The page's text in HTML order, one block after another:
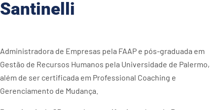
Santinelli
Administradora de Empresas pela FAAP e pós-graduada em
Gestão de Recursos Humanos pela Universidade de Palermo,
além de ser certificada em Professional Coaching e
Gerenciamento de Mudança.